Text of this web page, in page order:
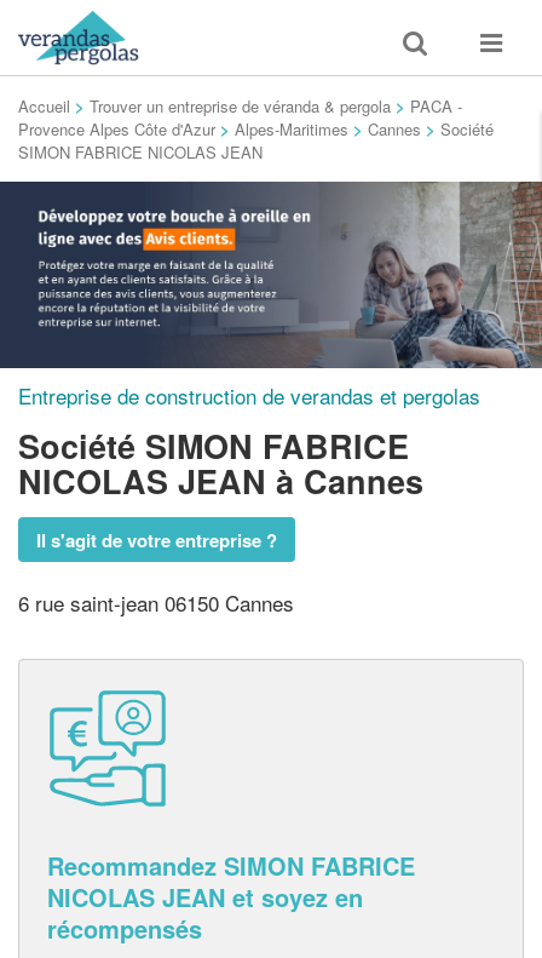
Toggle
search
Toggle
Accueil > Trouver un entreprise de véranda & pergola > PACA -
Provence Alpes Côte d'Azur > Alpes-Maritimes > Cannes > Société
SIMON FABRICE NICOLAS JEAN
Entreprise de construction de verandas et pergolas
Société SIMON FABRICE
NICOLAS JEAN à Cannes
Il s'agit de votre entreprise ?
6 rue saint-jean 06150 Cannes
Recommandez SIMON FABRICE
NICOLAS JEAN et soyez en
récompensés